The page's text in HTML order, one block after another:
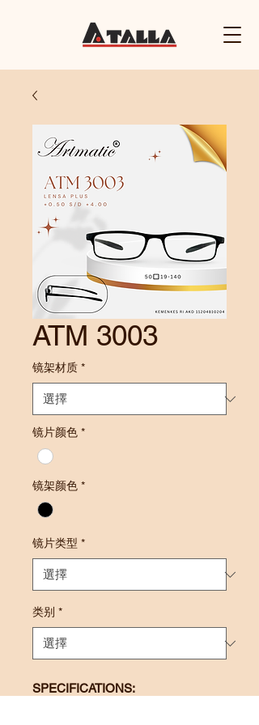
ATM 3003
镜架材质 *
镜片颜色 *
镜架颜色 *
镜片类型 *
类别 *
SPECIFICATIONS: